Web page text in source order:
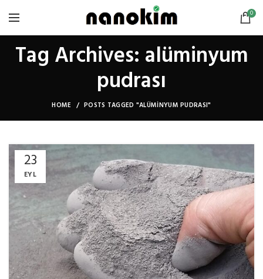
0
Tag Archives: alüminyum
pudrası
HOME POSTS TAGGED "ALÜMINYUM PUDRASI"
23
EYL